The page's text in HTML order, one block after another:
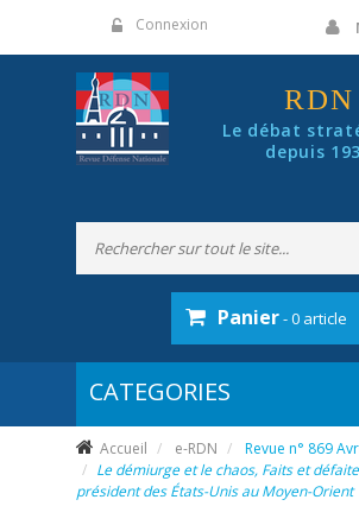
Connexion
RDN
Le débat
depuis
Panier- 0 article
Accueil e-RDN
Revue n° 869
Le démiurge et le chaos, Faits et
président des États-Unis au Moyen-Orient